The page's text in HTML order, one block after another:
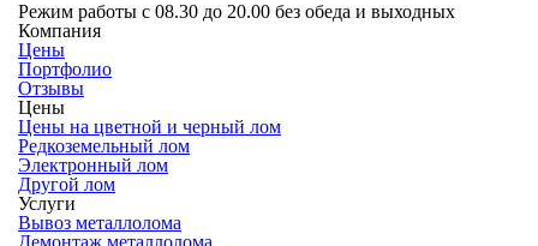
Режим работы с 08.30 до 20.00 без обеда и выходных
Компания
Цены
Портфолио
Отзывы
Цены
Цены на цветной и черный лом
Редкоземельный лом
Электронный лом
Другой лом
Услуги
Вывоз металлолома
Демонтаж металлолома